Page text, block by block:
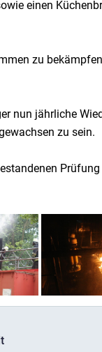
einen
zu
nun jährliche
zu sein.